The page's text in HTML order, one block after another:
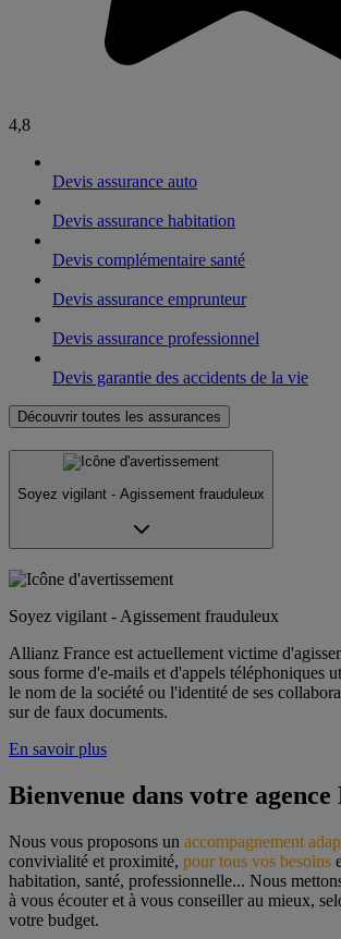
4,8
Devis assurance auto
Devis assurance habitation
Devis complémentaire santé
Devis assurance emprunteur
Devis assurance professionnel
Devis garantie des accidents de la vie
Découvrir toutes les assurances
Soyez vigilant - Agissement frauduleux
Soyez vigilant - Agissement frauduleux
Allianz France est actuellement victime
sous forme d'e-mails et d'appels téléphoniques
le nom de la société ou l'identité de ses
sur de faux documents.
En savoir plus
Bienvenue dans votre agence
Nous vous proposons un accompagnement
convivialité et proximité, pour tous vos besoins
habitation, santé, professionnelle... Nous
à vous écouter et à vous conseiller au mieux,
votre budget.